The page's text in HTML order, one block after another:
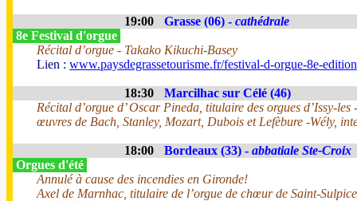
19:00 Grasse (06) - cathédrale
8e Festival d'orgue
Récital d’orgue - Takako Kikuchi-Basey
Lien : www.paysdegrassetourisme.fr/festival-d-orgue-8e-
18:30
Marcilhac sur Célé (46)
Récital d’orgue d’ Oscar Pineda, titulaire des orgues d’Issy-
œuvres de Bach, Stanley, Mozart, Dubois et Lefèbure -Wély,
18:00 Bordeaux (33) - abbatiale Ste-Croix
Orgues d'été
Annulé à cause des incendies en Gironde!
Axel de Marnhac, titulaire de l’orgue de chœur de Saint-